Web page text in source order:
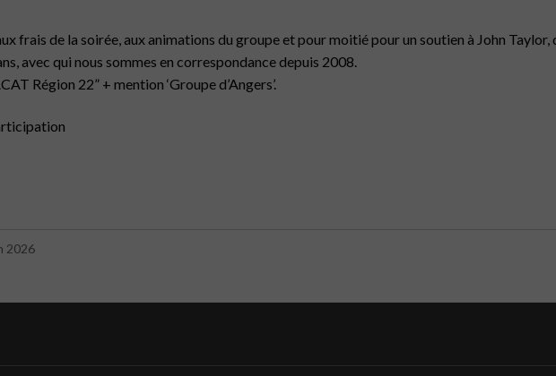
frais de la soirée, aux animations du groupe et pour moitié pourun soutien à John
avec qui nous sommes en correspondance depuis 2008.
Région 22” + mention ‘Groupe d’Angers’.
2026